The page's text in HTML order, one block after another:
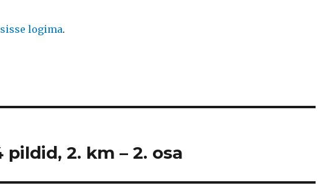
sisse logima.
pildid, 2. km – 2. osa